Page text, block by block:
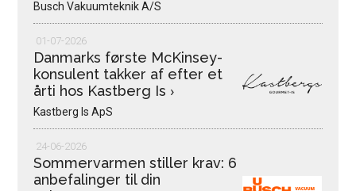
Busch Vakuumteknik A/S
01-07-2026
Danmarks første McKinsey-
konsulent takker af efter et
årti hos Kastberg Is ›
Kastberg Is ApS
24-06-2026
Sommervarmen stiller krav: 6
anbefalinger til din